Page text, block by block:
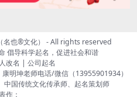
名也®文化） - All rights reserved
倡导科学起名，促进社会和谐
改名 | 公司起名
明坤老师电话/微信（13955901934）
中国传统文化传承师、起名策划师
作：